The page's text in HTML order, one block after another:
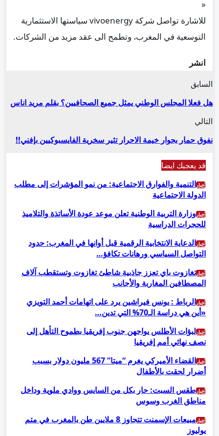
«
للاشارة تواصل شركة vivoenergy سياستها الاستثمارية
التوسعية في المغرب، وتطمح الى عقد مزيد من الشركات.
انشر
السابق
هل فعلا المجلس الوطني يمثل جميع الصحافيين؟ بقلم مريد اناس
التالي
نفوق حمار بجوار خيمة الاحرار تثير سخرية الفايسبوكيين بإفني!!
قد يعجبك ايضا
أخبارالتنمية والفوارق الاجتماعية: من نمو المؤشرات إلى مطلب
الدولة الاجتماعية
أخباروزارة التربية الوطنية تعلن موعد عودة الأساتذة والتلاميذ
للحجرات الدراسية
أخبارالدعاية الانتخابية الرقمية قبل أوانها في المغرب: حدود
التواصل السياسي ورهانات تكافؤ…
أخبارتغازوت باي تعزز جاذبية شاطئ تغازوت وتستقطب آلاف
المصطافين المغاربة والأجانب
أخبارالرباط : يونس فيراشين يرد على اتهامات أحمد التويزي
«أين هي دراسة الـ70% التي تدين…
أخبارلبؤات الأطلس يواجهن جنوب إفريقيا بطموح التأهل إلى
نصف نهائي أمم إفريقيا
أخبار
القضاء الأميركي يغرم “ميتا” 567 مليون دولار بسبب
أضرار لحقت بالأطفال
أخبارطقس السبت: حار بكل من السايس ووادي ملوية وداخل
مناطق الغرب وسوس
أخبار
مبيعات الإسمنت تتجاوز 8 ملايين طن بالمغرب في متم
يوليوز